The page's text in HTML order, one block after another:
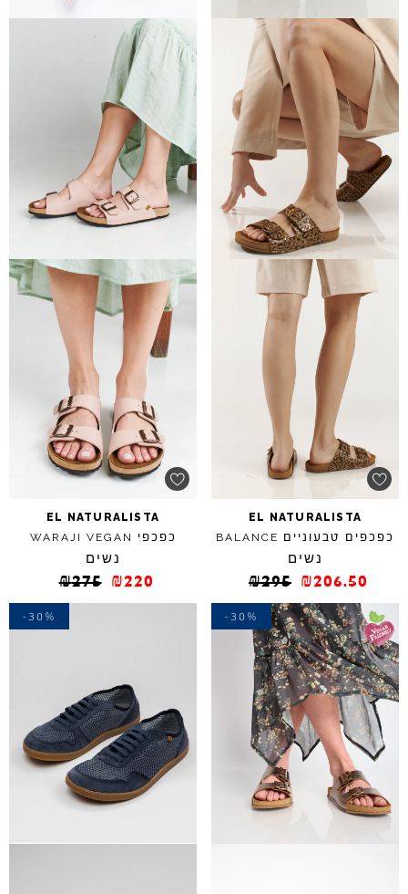
EL NATURALISTA
כפכפים טבעוניים BALANCE
נשים
₪295 ₪206.50
EL NATURALISTA
כפכפי WARAJI VEGAN
נשים
₪275 ₪220
-30%
-30%